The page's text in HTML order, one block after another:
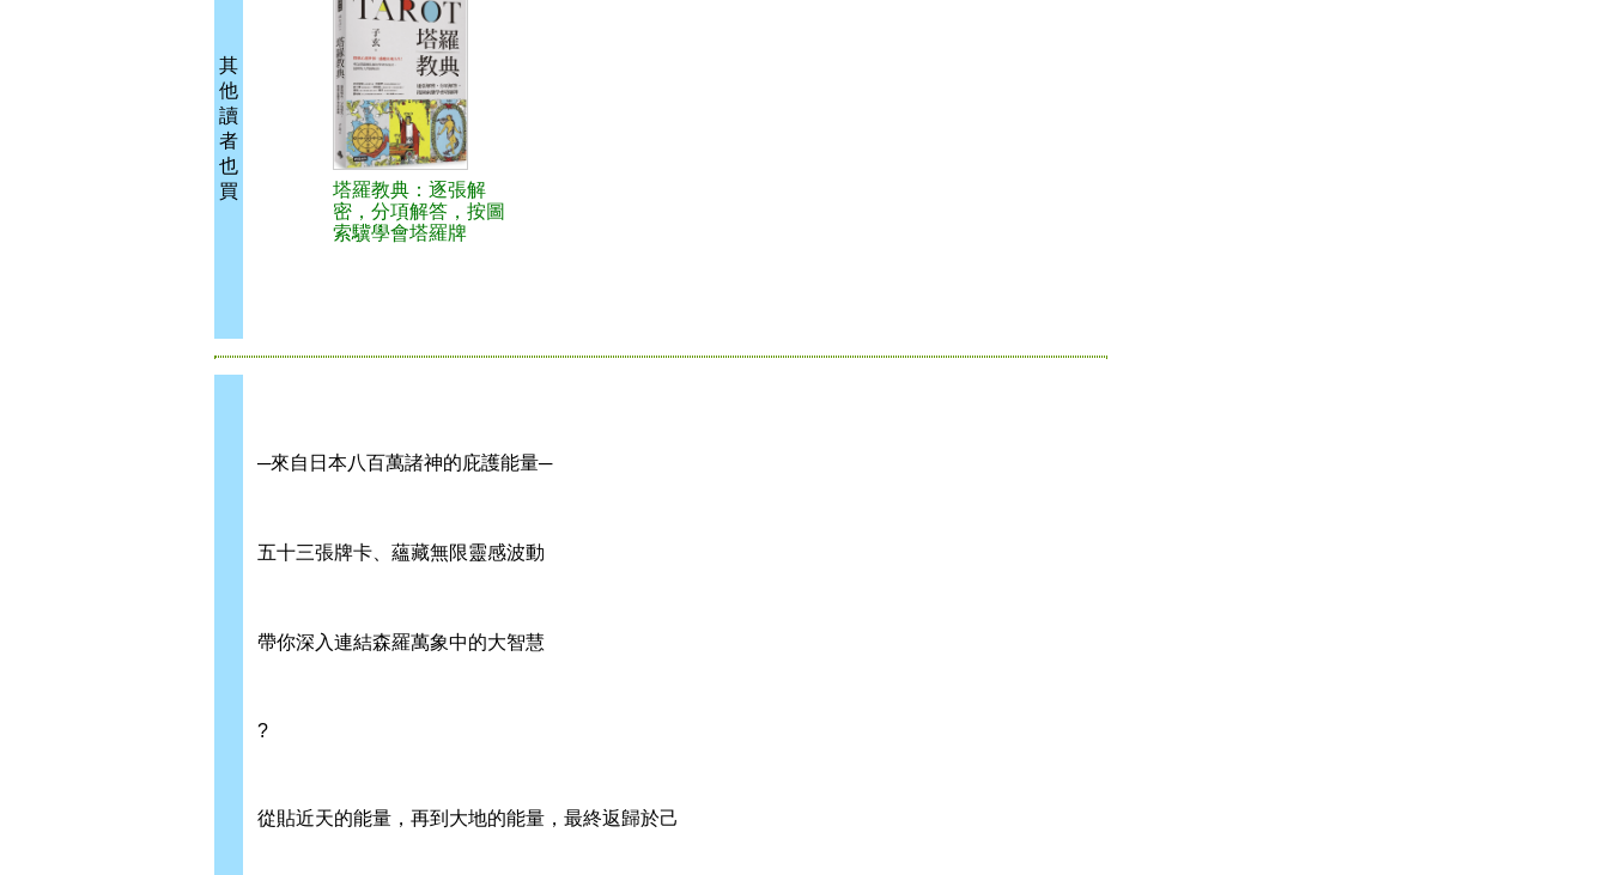
其
他
讀
者
也
買
塔羅教典：逐張解
密，分項解答，按圖
索驥學會塔羅牌
─來自日本八百萬諸神的庇護能量─
五十三張牌卡、蘊藏無限靈感波動
帶你深入連結森羅萬象中的大智慧
?
從貼近天的能量，再到大地的能量，最終返歸於己